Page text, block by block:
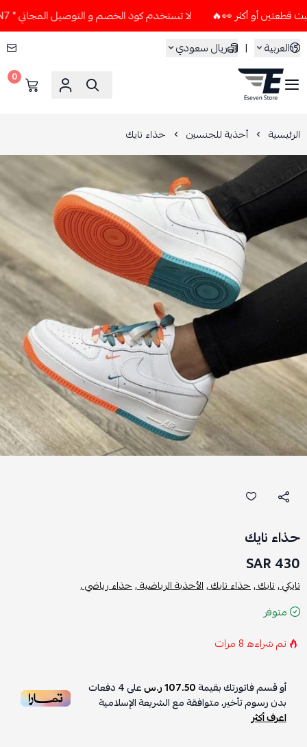
لا تستخدم كود الخصم و التوصيل المجاني " N7 " إلا إذا طلبت قطعتين أو أكثر 👀🔥
العربية
| ريال سعودي
ESEVEN STORE
0
الرئيسية أحذية للجنسين حذاء نايك
حذاء نايك
430 SAR
نايكي ,نايك ,حذاء نايك ,الأحذية الرياضية ,حذاء رياضي ,
متوفر
تم شراءه8مرات
أو قسم فاتورتك بقيمة107.50 ر.س على4دفعات
بدون رسوم تأخير، متوافقة مع الشريعة الإسلامية
اعرف أكثر